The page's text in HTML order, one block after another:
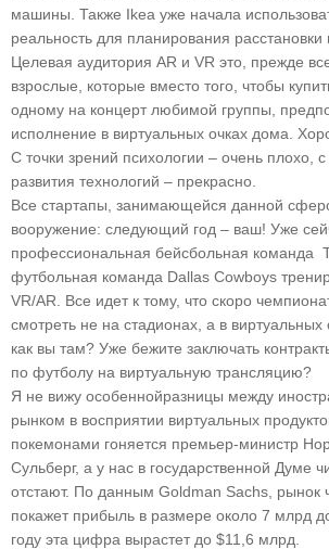
машины. Также Ikea уже начала
реальность для планирования
Целевая аудитория AR и VR это, прежде
взрослые, которые вместо того, чтобы
одному на концерт любимой группы,
исполнение в виртуальных очках дома.
С точки зрений психологии – очень плохо, с
развития технологий – прекрасно.
Все стартапы, занимающейся данной
вооружение: следующий год – ваш! Уже
профессиональная бейсбольная команда
футбольная команда Dallas Cowboys
VR/AR. Все идет к тому, что скоро
смотреть не на стадионах, а в
как вы там? Уже бежите заключать
по футболу на виртуальную трансляцию?
Я не вижу особеннойразницы между
рынком в восприятии виртуальных
покемонами гоняется премьер-министр
Сульберг, а у нас в государственной Думе
отстают. По данным Goldman Sachs, рынок
покажет прибыль в pазмере около 7 млрд
году эта цифра вырастет до $11,6 млрд.